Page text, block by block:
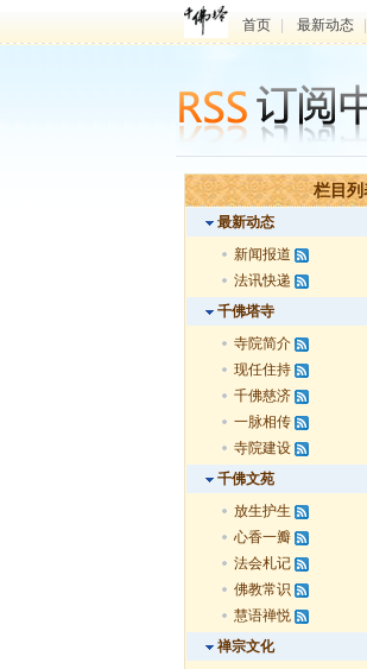
首页 最新动态
栏目列
最新动态
新闻报道
法讯快递
千佛塔寺
寺院简介
现任住持
千佛慈济
一脉相传
寺院建设
千佛文苑
放生护生
心香一瓣
法会札记
佛教常识
慧语禅悦
禅宗文化